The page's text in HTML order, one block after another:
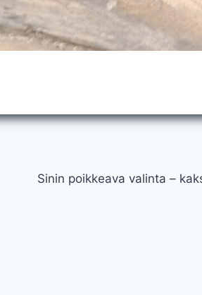
Sinin poikkeava valinta –